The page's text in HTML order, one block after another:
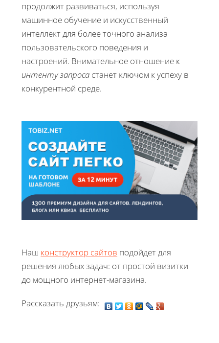
продолжит развиваться, используя
машинное обучение и искусственный
интеллект для более точного анализа
пользовательского поведения и
настроений. Внимательное отношение к
интенту запроса станет ключом к успеху в
конкурентной среде.
Наш конструктор сайтов подойдет для
решения любых задач: от простой визитки
до мощного интернет-магазина.
Рассказать друзьям: